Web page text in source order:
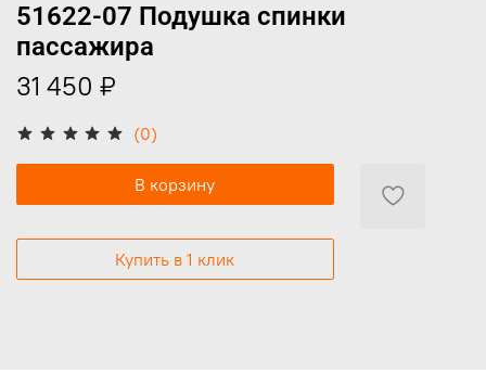
(0)
51622-07 Подушка спинки
пассажира
31 450 ₽
В корзину
Купить в 1 клик